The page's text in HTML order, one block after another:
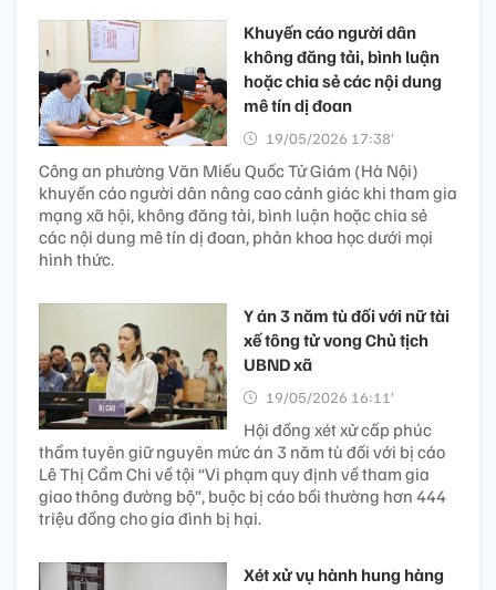
Khuyến cáo người dân
không đăng tải, bình luận
hoặc chia sẻ các nội dung
mê tín dị đoan
19/05/2026 17:38’
Công an phường Văn Miếu Quốc Tử Giám (Hà Nội)
khuyến cáo người dân nâng cao cảnh giác khi tham gia
mạng xã hội, không đăng tải, bình luận hoặc chia sẻ
các nội dung mê tín dị đoan, phản khoa học dưới mọi
hình thức.
Y án 3 năm tù đối với nữ tài
xế tông tử vong Chủ tịch
UBND xã
19/05/2026 16:11’
Hội đồng xét xử cấp phúc
thẩm tuyên giữ nguyên mức án 3 năm tù đối với bị cáo
Lê Thị Cẩm Chi về tội “Vi phạm quy định về tham gia
giao thông đường bộ”, buộc bị cáo bồi thường hơn 444
triệu đồng cho gia đình bị hại.
Xét xử vụ hành hung hàng